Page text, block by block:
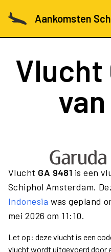
Aankomsten
Vlucht
Vlucht GA 9481 is een
Schiphol Amsterdam.
Indonesia was gepland
mei 2026 om 11:10.
Let op: deze vlucht is een
vlucht wordt uitgevoerd door